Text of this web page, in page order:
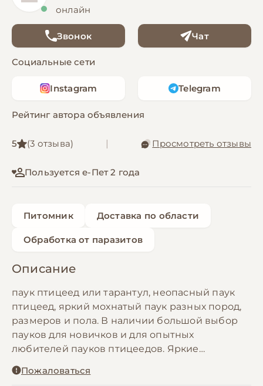
онлайн
Звонок Чат
Социальные сети
Instagram Telegram
Рейтинг автора объявления
5 (3 отзыва) Просмотреть отзывы
Пользуется е-Пет 2 года
Питомник Доставка по области
Обработка от паразитов
Описание
паук птицеед или тарантул, неопасный паук
птицеед, яркий мохнатый паук разных пород,
размеров и пола. В наличии большой выбор
пауков для новичков и для опытных
любителей пауков птицеедов. Яркие
брахипельма боэми, брахипельма эмилия,
Пожаловаться